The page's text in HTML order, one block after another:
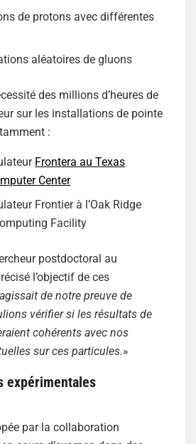
de protons avec différentes
aléatoires de gluons
des millions d’heures de
sur les installations de pointe
:
Frontera au Texas
Center
Frontier à l’Oak Ridge
Facility
postdoctoral au
l’objectif de ces
de notre preuve de
vérifier si les résultats de
cohérents avec nos
sur ces particules.»
expérimentales
par la collaboration